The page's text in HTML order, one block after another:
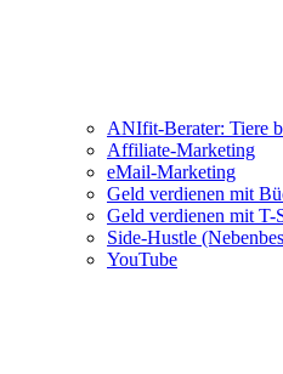
ANIfit-Berater: Tiere
Affiliate-Marketing
eMail-Marketing
Geld verdienen mit
Geld verdienen mit T-
Side-Hustle
YouTube